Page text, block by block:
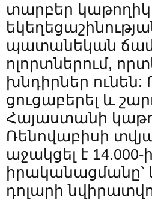
տարբեր
պատանեկան
ոլորտներում,
խնդիրներ ունեն:
ցուցաբերել և
Հայաստանի
Ռենովաբիսի
աջակցել է
իրականացմանը՝
դոլարի